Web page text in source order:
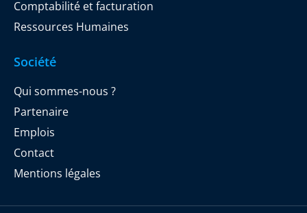
Comptabilité et facturation
Ressources Humaines
Société
Qui sommes-nous ?
Partenaire
Emplois
Contact
Mentions légales